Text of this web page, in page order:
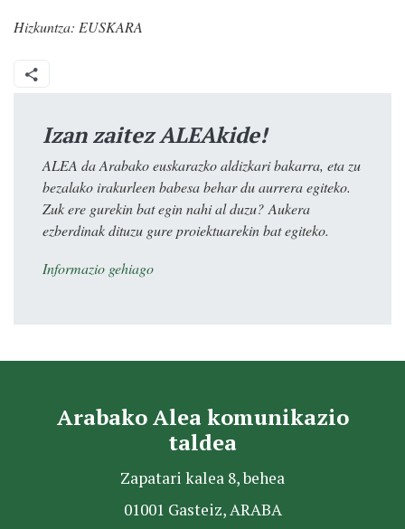
Hizkuntza: EUSKARA
Izan zaitez ALEAkide!
ALEA da Arabako euskarazko aldizkari bakarra, eta zu
bezalako irakurleen babesa behar du aurrera egiteko.
Zuk ere gurekin bat egin nahi al duzu? Aukera
ezberdinak dituzu gure proiektuarekin bat egiteko.
Informazio gehiago
Arabako Alea komunikazio
taldea
Zapatari kalea 8, behea
01001 Gasteiz, ARABA